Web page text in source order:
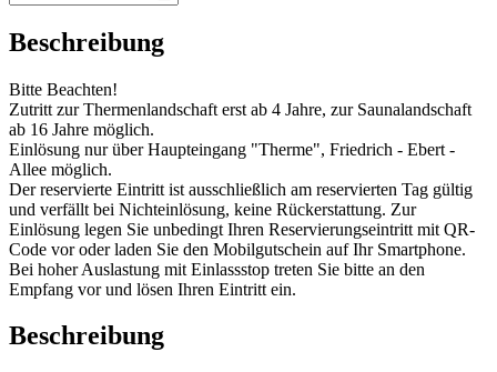
Beschreibung
Bitte Beachten!
Zutritt zur Thermenlandschaft erst ab 4 Jahre, zur Saunalandschaft
ab 16 Jahre möglich.
Einlösung nur über Haupteingang "Therme", Friedrich - Ebert -
Allee möglich.
Der reservierte Eintritt ist ausschließlich am reservierten Tag gültig
und verfällt bei Nichteinlösung, keine Rückerstattung. Zur
Einlösung legen Sie unbedingt Ihren Reservierungseintritt mit QR-
Code vor oder laden Sie den Mobilgutschein auf Ihr Smartphone.
Bei hoher Auslastung mit Einlassstop treten Sie bitte an den
Empfang vor und lösen Ihren Eintritt ein.
Beschreibung